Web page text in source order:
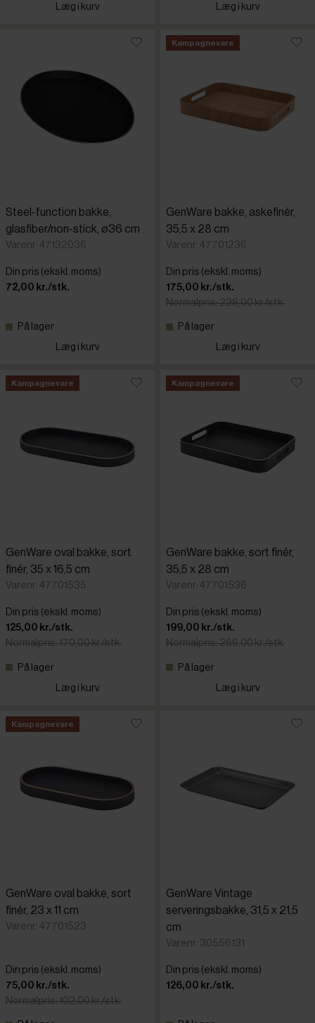
Læg i kurv
Læg i kurv
Steel-function bakke,
glasfiber/non-stick, ø36 cm
Varenr: 47132036
Din pris (ekskl. moms)
72,00 kr./stk.
På lager
Læg i kurv
Kampagnevare
GenWare bakke, askefinér,
35,5 x 28 cm
Varenr: 47701236
Din pris (ekskl. moms)
175,00 kr./stk.
Normalpris: 238,00 kr./stk.
På lager
Læg i kurv
Kampagnevare
GenWare oval bakke, sort
finér, 35 x 16,5 cm
Varenr: 47701535
Din pris (ekskl. moms)
125,00 kr./stk.
Normalpris: 170,00 kr./stk.
På lager
Læg i kurv
Kampagnevare
GenWare bakke, sort finér,
35,5 x 28 cm
Varenr: 47701536
Din pris (ekskl. moms)
199,00 kr./stk.
Normalpris: 266,00 kr./stk.
På lager
Læg i kurv
Kampagnevare
GenWare oval bakke, sort
finér, 23 x 11 cm
Varenr: 47701523
Din pris (ekskl. moms)
75,00 kr./stk.
Normalpris: 102,00 kr./stk.
GenWare Vintage
serveringsbakke, 31,5 x 21,5
cm
Varenr: 30556131
Din pris (ekskl. moms)
126,00 kr./stk.